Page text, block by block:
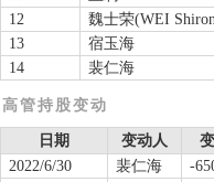
12
魏士荣(WEI
13
宿玉海
14
裴仁海
高管持股变动
日期 变动人
2022/6/30
裴仁海 -